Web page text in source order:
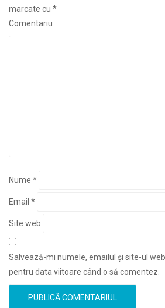
marcate cu *
Comentariu
Nume *
Email *
Site web
Salvează-mi numele, emailul și site-ul
pentru data viitoare când o să comentez.